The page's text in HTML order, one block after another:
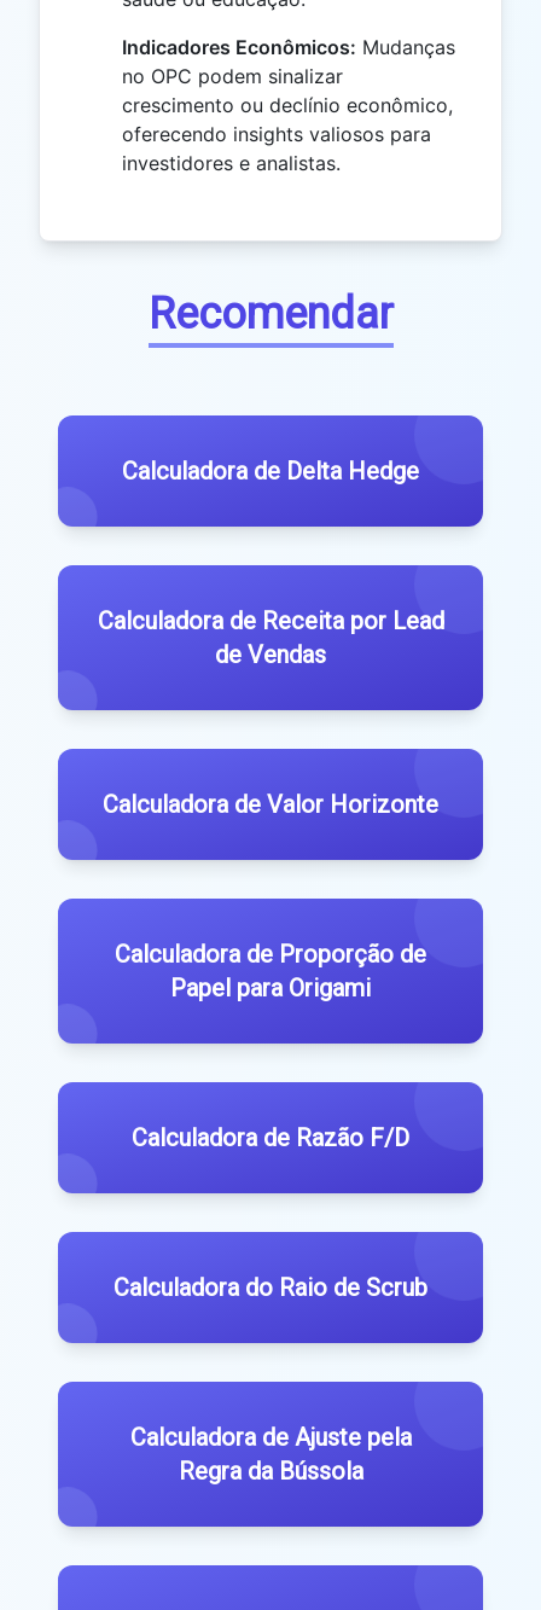
Indicadores Econômicos: Mudanças
no OPC podem sinalizar
crescimento ou declínio econômico,
oferecendo insights valiosos para
investidores e analistas.
Recomendar
Calculadora de Delta Hedge
Calculadora de Receita por Lead
de Vendas
Calculadora de Valor Horizonte
Calculadora de Proporção de
Papel para Origami
Calculadora de Razão F/D
Calculadora do Raio de Scrub
Calculadora de Ajuste pela
Regra da Bússola